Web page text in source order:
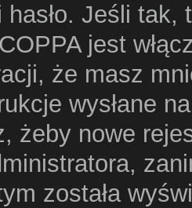
Jeśli tak,
jest
że masz
wysłane
żeby nowe
została